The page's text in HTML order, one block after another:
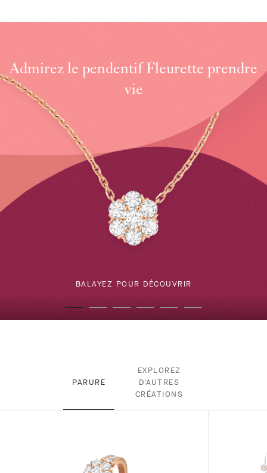
Admirez le pendentif Fleurette prendre
vie
BALAYEZ POUR DÉCOUVRIR
PARURE
EXPLOREZ
D'AUTRES
CRÉATIONS